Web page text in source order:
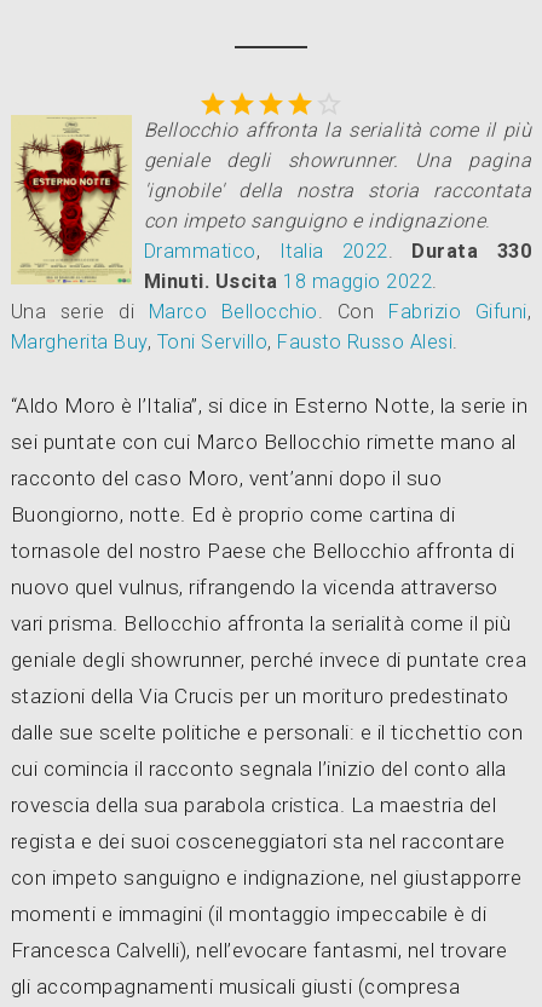

Bellocchio affronta la serialità come il più
geniale degli showrunner. Una pagina
'ignobile' della nostra storia raccontata
con impeto sanguigno e indignazione.
Drammatico, Italia 2022
Durata 330
Minuti. Uscita 18 maggio 2022
Una serie di Marco Bellocchio Con Fabrizio Gifuni,
Margherita Buy, Toni Servillo, Fausto Russo Alesi
“Aldo Moro è l’Italia”, si dice in Esterno Notte, la serie in
sei puntate con cui Marco Bellocchio rimette mano al
racconto del caso Moro, vent’anni dopo il suo
Buongiorno, notte. Ed è proprio come cartina di
tornasole del nostro Paese che Bellocchio affronta di
nuovo quel vulnus, rifrangendo la vicenda attraverso
vari prisma. Bellocchio affronta la serialità come il più
geniale degli showrunner, perché invece di puntate crea
stazioni della Via Crucis per un morituro predestinato
dalle sue scelte politiche e personali: e il ticchettio con
cui comincia il racconto segnala l’inizio del conto alla
rovescia della sua parabola cristica. La maestria del
regista e dei suoi cosceneggiatori sta nel raccontare
con impeto sanguigno e indignazione, nel giustapporre
momenti e immagini (il montaggio impeccabile è di
Francesca Calvelli), nell’evocare fantasmi, nel trovare
gli accompagnamenti musicali giusti (compresa